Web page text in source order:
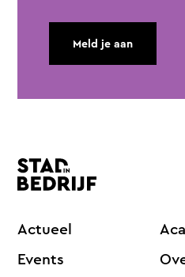
Meld je aan
Actueel
Events